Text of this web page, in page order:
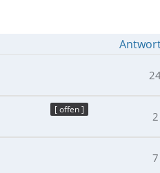
[ offen ]
2
7